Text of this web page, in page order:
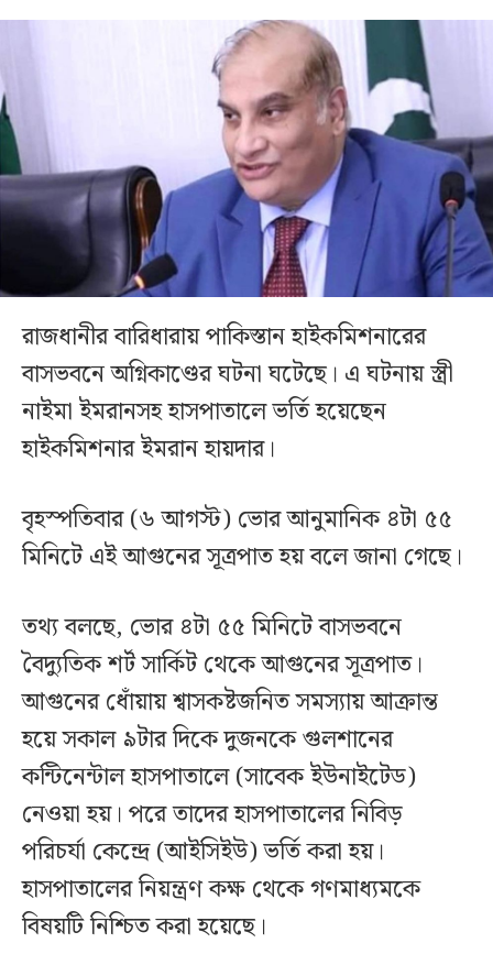
রাজধানীর বারিধারায় পাকিস্তান হাইকমিশনারের
বাসভবনে অগ্নিকাণ্ডের ঘটনা ঘটেছে। এ ঘটনায় স্ত্রী
নাইমা ইমরানসহ হাসপাতালে ভর্তি হয়েছেন
হাইকমিশনার ইমরান হায়দার।
বৃহস্পতিবার (৬ আগস্ট) ভোর আনুমানিক ৪টা ৫৫
মিনিটে এই আগুনের সূত্রপাত হয় বলে জানা গেছে।
তথ্য বলছে, ভোর ৪টা ৫৫ মিনিটে বাসভবনে
বৈদ্যুতিক শর্ট সার্কিট থেকে আগুনের সূত্রপাত।
আগুনের ধোঁয়ায় শ্বাসকষ্টজনিত সমস্যায় আক্রান্ত
হয়ে সকাল ৯টার দিকে দুজনকে গুলশানের
কন্টিনেন্টাল হাসপাতালে (সাবেক ইউনাইটেড)
নেওয়া হয়। পরে তাদের হাসপাতালের নিবিড়
পরিচর্যা কেন্দ্রে (আইসিইউ) ভর্তি করা হয়।
হাসপাতালের নিয়ন্ত্রণ কক্ষ থেকে গণমাধ্যমকে
বিষয়টি নিশ্চিত করা হয়েছে।